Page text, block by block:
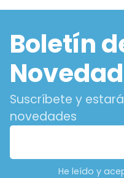
Boletín
Suscríbete y
novedades
He leído y